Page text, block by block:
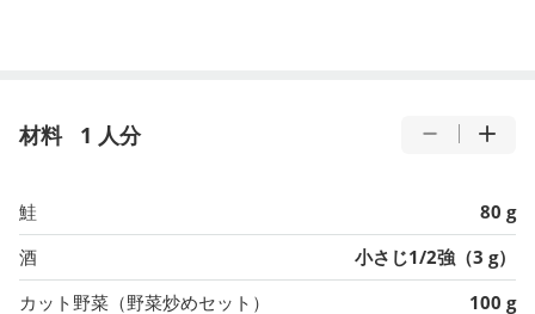
材料 1 人分
鮭
80 g
酒
小さじ1/2強（3 g）
カット野菜（野菜炒めセット）
100 g